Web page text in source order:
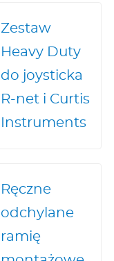
Zestaw
Heavy Duty
do joysticka
R-net i Curtis
Instruments
Ręczne
odchylane
ramię